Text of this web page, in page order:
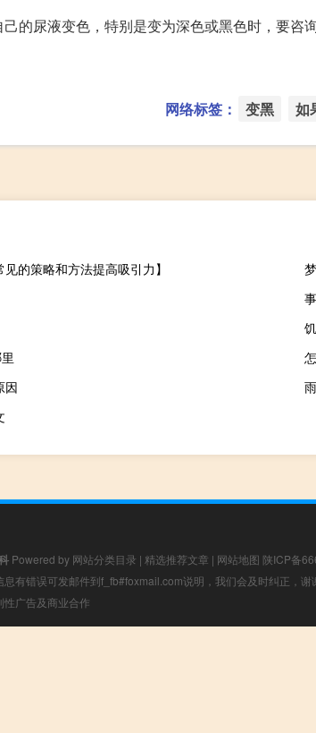
的尿液变色，特别是变为深色或黑色时，要咨
网络标签： 变黑 如
的策略和方法提高吸引力】
因
Powered by 网站分类目录 | 精选推荐文章 | 网站地图 陕ICP备
有错误可发邮件到f_fb#foxmail.com说明，我们会及时纠正，谢
广告及商业合作